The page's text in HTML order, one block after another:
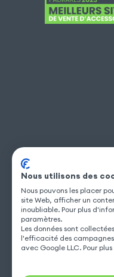
Nous utilisons des
Nous pouvons les placer
site Web, afficher un
inoubliable. Pour plus
paramètres.
Les données sont
l'efficacité des
avec Google LLC. Pour